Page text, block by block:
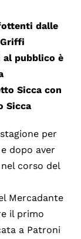
dalle
pubblico è
Sicca con
Sicca
per
dopo aver
corso del
Mercadante
il primo
a Patroni